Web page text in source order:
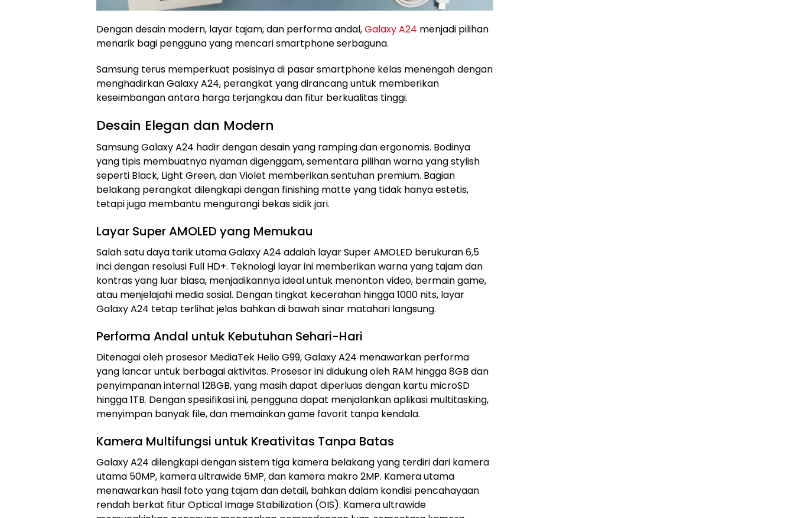
Dengan desain modern, layar tajam, dan performa andal,Galaxy A24 menjadi pilihan
menarik bagi pengguna yang mencari smartphone serbaguna.
Samsung terus memperkuat posisinya di pasar smartphone kelas menengah dengan
menghadirkan Galaxy A24, perangkat yang dirancang untuk memberikan
keseimbangan antara harga terjangkau dan fitur berkualitas tinggi.
Desain Elegan dan Modern
Samsung Galaxy A24 hadir dengan desain yang ramping dan ergonomis. Bodinya
yang tipis membuatnya nyaman digenggam, sementara pilihan warna yang stylish
seperti Black, Light Green, dan Violet memberikan sentuhan premium. Bagian
belakang perangkat dilengkapi dengan finishing matte yang tidak hanya estetis,
tetapi juga membantu mengurangi bekas sidik jari.
Layar Super AMOLED yang Memukau
Salah satu daya tarik utama Galaxy A24 adalah layar Super AMOLED berukuran 6,5
inci dengan resolusi Full HD+. Teknologi layar ini memberikan warna yang tajam dan
kontras yang luar biasa, menjadikannya ideal untuk menonton video, bermain game,
atau menjelajahi media sosial. Dengan tingkat kecerahan hingga 1000 nits, layar
Galaxy A24 tetap terlihat jelas bahkan di bawah sinar matahari langsung.
Performa Andal untuk Kebutuhan Sehari-Hari
Ditenagai oleh prosesor MediaTek Helio G99, Galaxy A24 menawarkan performa
yang lancar untuk berbagai aktivitas. Prosesor ini didukung oleh RAM hingga 8GB dan
penyimpanan internal 128GB, yang masih dapat diperluas dengan kartu microSD
hingga 1TB. Dengan spesifikasi ini, pengguna dapat menjalankan aplikasi multitasking,
menyimpan banyak file, dan memainkan game favorit tanpa kendala.
Kamera Multifungsi untuk Kreativitas Tanpa Batas
Galaxy A24 dilengkapi dengan sistem tiga kamera belakang yang terdiri dari kamera
utama 50MP, kamera ultrawide 5MP, dan kamera makro 2MP. Kamera utama
menawarkan hasil foto yang tajam dan detail, bahkan dalam kondisi pencahayaan
rendah berkat fitur Optical Image Stabilization (OIS). Kamera ultrawide